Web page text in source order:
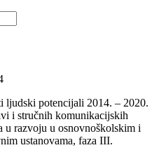
ljudski potencijali 2014. – 2020.
i stručnih komunikacijskih
u razvoju u osnovnoškolskim i
ustanovama, faza III.